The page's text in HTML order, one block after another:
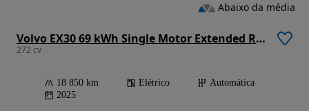
Volvo EX30 69 kWh Single Motor Extended Range Plus
272 cv
18 850 km Elétrico
Automática
2025
Abaixo da média